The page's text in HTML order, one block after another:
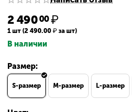
2 49000₽
1 шт (2 490.00 ₽ за шт)
В наличии
Размер:
S-размер M-размер L-размер